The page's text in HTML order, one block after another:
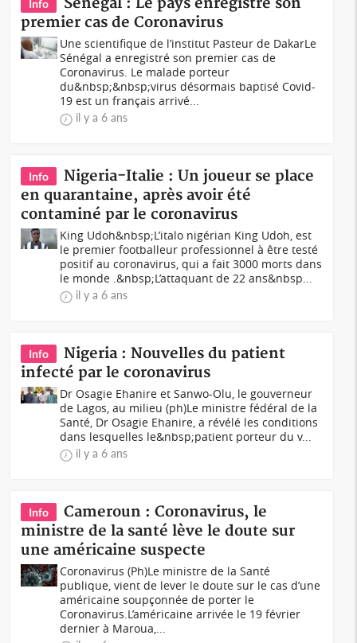
Info
premier cas de Coronavirus
Une scientifique de l’institut Pasteur de DakarLe
Sénégal a enregistré son premier cas de
Coronavirus. Le malade porteur
du&nbsp;&nbsp;virus désormais baptisé Covid-
19 est un français arrivé...
il y a 6 ans
Info
Nigeria-Italie : Un joueur se place
en quarantaine, après avoir été
contaminé par le coronavirus
King Udoh&nbsp;L’italo nigérian King Udoh, est
le premier footballeur professionnel à être testé
positif au coronavirus, qui a fait 3000 morts dans
le monde .&nbsp;L’attaquant de 22 ans&nbsp...
il y a 6 ans
Info
Nigeria : Nouvelles du patient
infecté par le coronavirus
Dr Osagie Ehanire et Sanwo-Olu, le gouverneur
de Lagos, au milieu (ph)Le ministre fédéral de la
Santé, Dr Osagie Ehanire, a révélé les conditions
dans lesquelles le&nbsp;patient porteur du v...
il y a 6 ans
Info
Cameroun : Coronavirus, le
ministre de la santé lève le doute sur
une américaine suspecte
Coronavirus (Ph)Le ministre de la Santé
publique, vient de lever le doute sur le cas d’une
américaine soupçonnée de porter le
Coronavirus.L’américaine arrivée le 19 février
dernier à Maroua,...